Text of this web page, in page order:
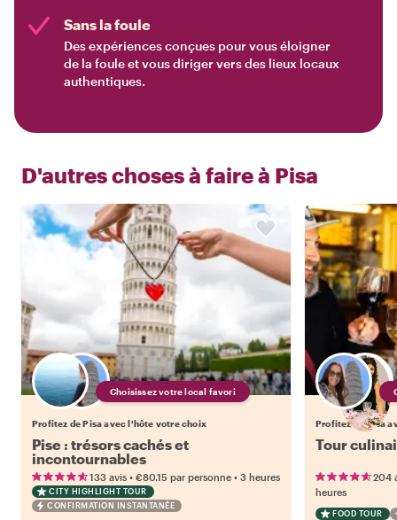
Sans la foule
Des expériences conçues pour vous éloigner
de la foule et vous diriger vers des lieux locaux
authentiques.
D'autres choses à faire à Pisa
Choisissez votre local favori
Profitez de Pisa avec l'hôte votre choix
Pise : trésors cachés et
incontournables
133 avis • €80.15 par personne • 3 heures
CITY HIGHLIGHT TOUR
CONFIRMATION INSTANTANÉE
Profitez de Pisa
Tour
204
heures
FOOD TOUR